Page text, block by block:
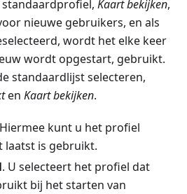
Kaart bekijken,
nieuwe gebruikers, en als
wordt het elke keer
wordt opgestart, gebruikt.
standaardlijst selecteren,
en Kaart bekijken.
kunt u het profiel
laatst is gebruikt.
. U selecteert het profiel dat
bij het starten van